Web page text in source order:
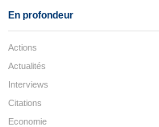
En profondeur
Actions
Actualités
Interviews
Citations
Economie